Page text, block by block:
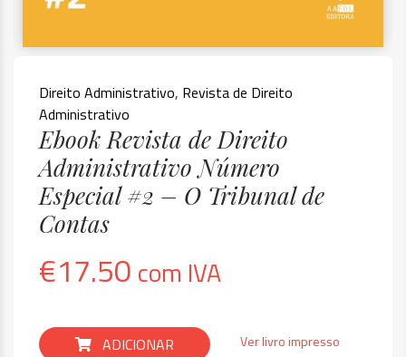
Direito Administrativo, Revista de Direito
Administrativo
Ebook Revista de Direito
Administrativo Número
Especial #2 – O Tribunal de
Contas
€17.50 com IVA
ADICIONAR Ver livro impresso